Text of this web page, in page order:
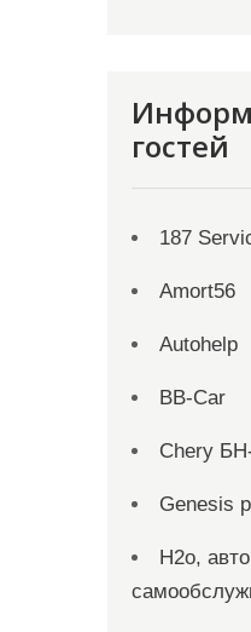
гостей
187
Amort56
Autohelp
BB-Car
Chery
Genesis
H2o,